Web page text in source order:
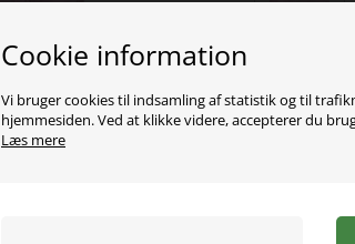
Cookie information
Vi bruger cookies til indsamling af statistik og til
hjemmesiden. Ved at klikke videre, accepterer du
Læs mere